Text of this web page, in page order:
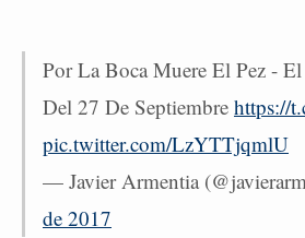
Por La Boca Muere El Pez -
Del 27 De Septiembre https://
pic.twitter.com/LzYTTjqmlU
— Javier Armentia
de 2017